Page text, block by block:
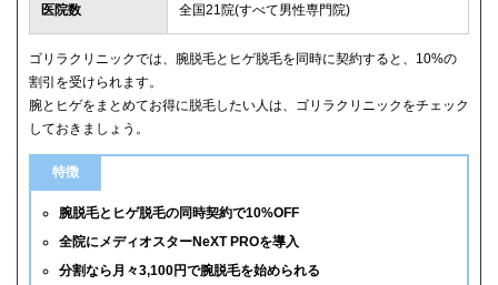
医院数 全国21院(すべて男性専門院)
ゴリラクリニックでは、腕脱毛とヒゲ脱毛を同時に契約すると、10%の
割引を受けられます。
腕とヒゲをまとめてお得に脱毛したい人は、ゴリラクリニックをチェック
しておきましょう。
特徴
腕脱毛とヒゲ脱毛の同時契約で10%OFF
全院にメディオスターNeXT PROを導入
分割なら月々3,100円で腕脱毛を始められる